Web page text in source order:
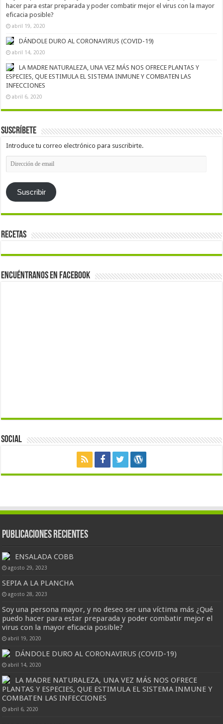
hacer para estar preparada y poder combatir mejor el virus con la mayor
eficacia posible?
abril 19, 2020
DÁNDOLE DURO AL CORONAVIRUS (COVID-19)
abril 14, 2020
LA MADRE NATURALEZA, UNA VEZ MÁS NOS OFRECE PLANTAS Y
ESPECIES, QUE ESTIMULA EL SISTEMA INMUNE Y COMBATEN LAS
INFECCIONES
abril 6, 2020
Suscríbete
Introduce tu correo electrónico para suscribirte.
Dirección
de
Suscribir
Recetas
Encuéntranos en Facebook
Social
Publicaciones Recientes
ENSALADA COBB
agosto 29, 2023
SEPIA A LA PLANCHA
agosto 28, 2023
Soy una persona mayor, y no deseo ser una víctima más ¿Qué
puedo hacer para estar preparada y poder combatir mejor el
virus con la mayor eficacia posible?
abril 19, 2020
DÁNDOLE DURO AL CORONAVIRUS (COVID-19)
abril 14, 2020
LA MADRE NATURALEZA, UNA VEZ MÁS NOS OFRECE
PLANTAS Y ESPECIES, QUE ESTIMULA EL SISTEMA INMUNE Y
COMBATEN LAS INFECCIONES
abril 6, 2020